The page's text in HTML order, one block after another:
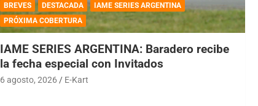
BREVES DESTACADA
IAME SERIES ARGENTINA
PRÓXIMA COBERTURA
IAME SERIES ARGENTINA: Baradero recibe
la fecha especial con Invitados
6 agosto, 2026 E-Kart